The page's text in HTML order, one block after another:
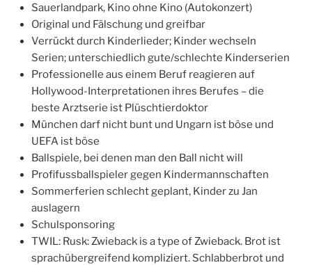
Sauerlandpark, Kino ohne Kino (Autokonzert)
Original und Fälschung und greifbar
Verrückt durch Kinderlieder; Kinder wechseln
Serien; unterschiedlich gute/schlechte Kinderserien
Professionelle aus einem Beruf reagieren auf
Hollywood-Interpretationen ihres Berufes – die
beste Arztserie ist Plüschtierdoktor
München darf nicht bunt und Ungarn ist böse und
UEFA ist böse
Ballspiele, bei denen man den Ball nicht will
Profifussballspieler gegen Kindermannschaften
Sommerferien schlecht geplant, Kinder zu Jan
auslagern
Schulsponsoring
TWIL: Rusk: Zwieback is a type of Zwieback. Brot ist
sprachübergreifend kompliziert. Schlabberbrot und